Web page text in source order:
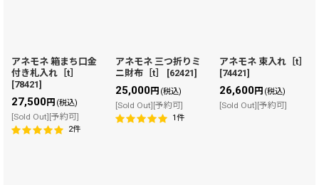
アネモネ 箱まち口金
付き札入れ［t］
[78421]
27,500円 (税込)
[Sold Out][予約可]
2件
アネモネ 三つ折りミ
ニ財布［t］
[62421]
25,000円 (税込)
[Sold Out][予約可]
1件
アネモネ 束入れ［t］
[74421]
26,600円 (税込)
[Sold Out][予約可]